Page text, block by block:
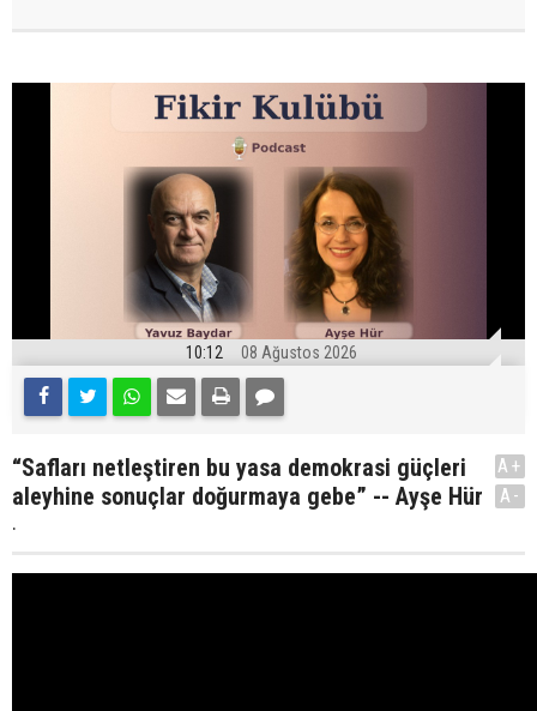
10:12 08 Ağustos 2026
“Safları netleştiren bu yasa demokrasi güçleri
aleyhine sonuçlar doğurmaya gebe” -- Ayşe Hür
.
A+
A-